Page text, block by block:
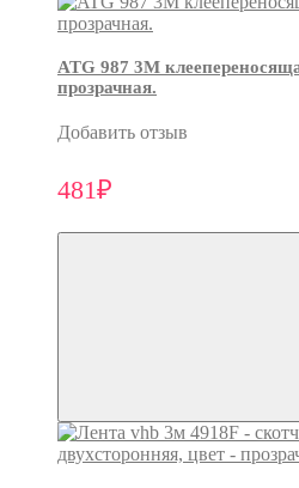
ATG 987 3М
прозрачная.
Добавить отзыв
481₽